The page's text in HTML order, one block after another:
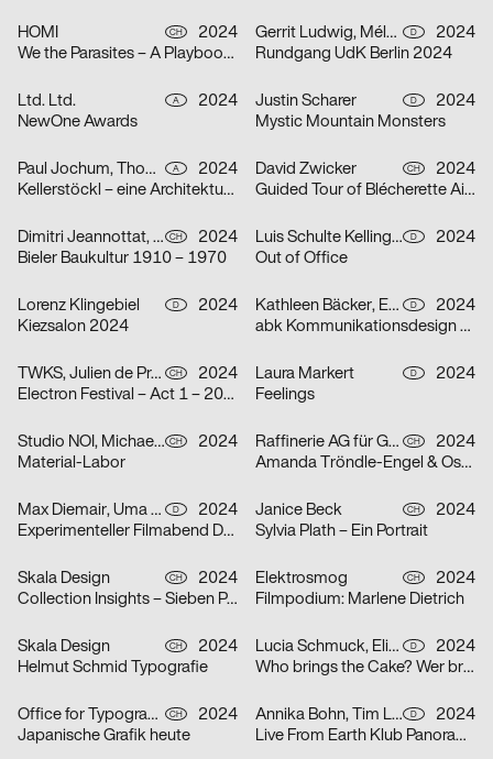
HOMI CH
2024
We the Parasites – A Playbook to Complicity
Gerrit Ludwig, Mélan Rouillon D
2024
Rundgang UdK Berlin 2024
Ltd. Ltd. A
2024
NewOne Awards
Justin Scharer D
2024
Mystic Mountain Monsters
Paul Jochum, Thomas Sieberer A
2024
Kellerstöckl – eine Architekturtypologie im Südburgenland
David Zwicker CH
2024
Guided Tour of Blécherette Airport
Dimitri Jeannottat, Marjeta Morinc CH
2024
Bieler Baukultur 1910 – 1970
Luis Schulte Kellinghaus, Julius Geyer, Max Reichert D
2024
Out of Office
Lorenz Klingebiel D
2024
Kiezsalon 2024
Kathleen Bäcker, Emma Dreiucker, Julius Geyer, Max Reichert D
2024
abk Kommunikationsdesign Workshops
TWKS, Julien de Preux, Mathilde Veuthey CH
2024
Electron Festival – Act 1 – 2024
Laura Markert D
2024
Feelings
Studio NOI, Michael Lio CH
2024
Material-Labor
Raffinerie AG für Gestaltung CH
2024
Amanda Tröndle-Engel & Oskar Tröndle
Max Diemair, Uma Grotrian-Steinweg D
2024
Experimenteller Filmabend Dunst
Janice Beck CH
2024
Sylvia Plath – Ein Portrait
Skala Design CH
2024
Collection Insights – Sieben Perspektiven
Elektrosmog CH
2024
Filmpodium: Marlene Dietrich
Skala Design CH
2024
Helmut Schmid Typografie
Lucia Schmuck, Elisabeth Thoma D
2024
Who brings the Cake? Wer bringt den Kuchen?
Office for Typography CH
2024
Japanische Grafik heute
Annika Bohn, Tim Lindacher, Johannes Schreiner, Nina Sticher D
2024
Live From Earth Klub Panorama Bar